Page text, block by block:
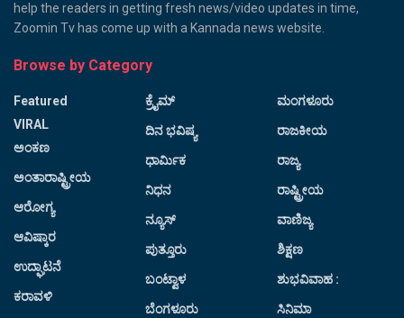
help the readers in getting fresh news/video updates in time,
Zoomin Tv has come up with a Kannada news website.
Browse by Category
Featured
VIRAL
ಅಂಕಣ
ಅಂತಾರಾಷ್ಟ್ರೀಯ
ಆರೋಗ್ಯ
ಆವಿಷ್ಕಾರ
ಉದ್ಘಾಟನೆ
ಕರಾವಳಿ
ಕ್ರೈಮ್
ದಿನ ಭವಿಷ್ಯ
ಧಾರ್ಮಿಕ
ನಿಧನ
ನ್ಯೂಸ್
ಪುತ್ತೂರು
ಬಂಟ್ವಾಳ
ಬೆಂಗಳೂರು
ಮಂಗಳೂರು
ರಾಜಕೀಯ
ರಾಜ್ಯ
ರಾಷ್ಟ್ರೀಯ
ವಾಣಿಜ್ಯ
ಶಿಕ್ಷಣ
ಶುಭವಿವಾಹ :
ಸಿನಿಮಾ